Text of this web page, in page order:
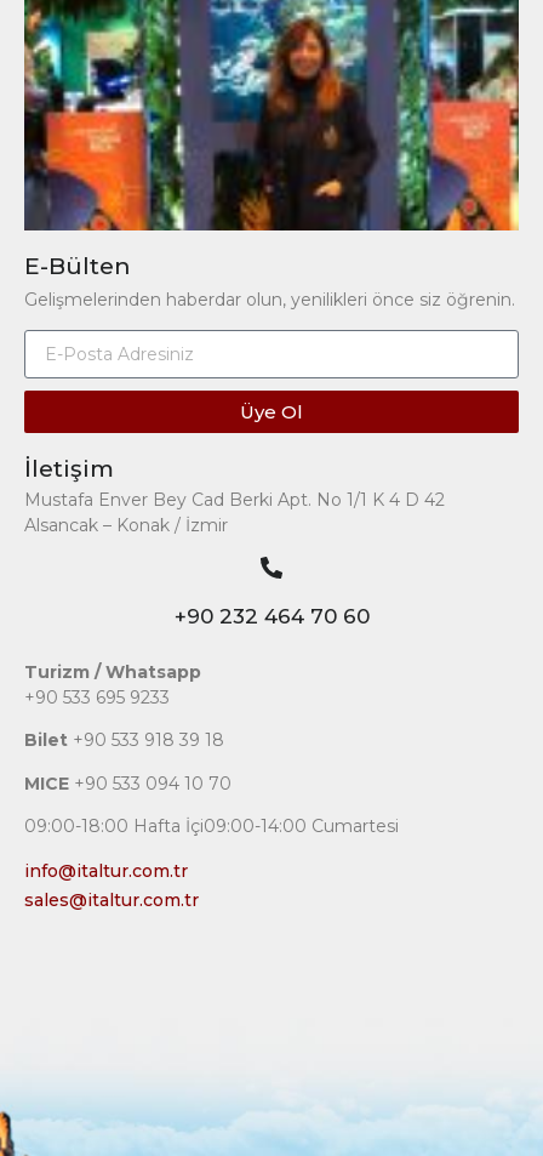
E-Bülten
Gelişmelerinden haberdar olun, yenilikleri önce siz öğrenin.
Üye Ol
İletişim
Mustafa Enver Bey Cad Berki Apt. No 1/1 K 4 D 42
Alsancak – Konak / İzmir
+90 232 464 70 60
Turizm / Whatsapp
+90 533 695 9233
Bilet +90 533 918 39 18
MICE +90 533 094 10 70
09:00-18:00 Hafta İçi09:00-14:00 Cumartesi
info@italtur.com.tr
sales@italtur.com.tr